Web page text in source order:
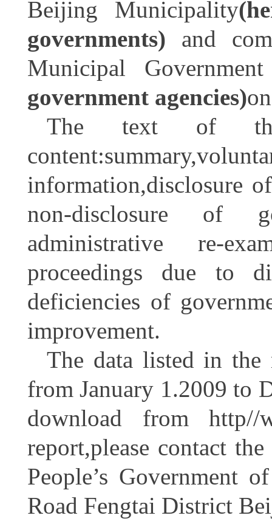
Beijing Municipality
governments) and
Municipal Government
government agencies)
The text of
information,disclosure
non-disclosure of
administrative re-
proceedings due to
deficiencies of
improvement.
The data listed in
from January 1.2009 to
download from http//
report,please contact
People’s Government
Road Fengtai District